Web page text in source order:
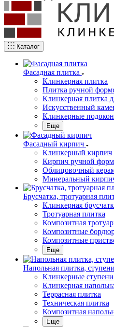
Каталог
Фасадная плитка
Клинкерная плитка
Плитка ручной
Клинкерная плитка
Искусственный
Клинкерные
Еще
Фасадный кирпич
Клинкерный кирпич
Кирпич ручной
Облицовочный
Минеральный
Брусчатка, тротуарная
Клинкерная
Тротуарная плитка
Композитная
Композитные
Композитные
Еще
Напольная плитка, ступени
Клинкерные ступени
Клинкерная
Террасная плитка
Техническая плитка
Композитная
Еще